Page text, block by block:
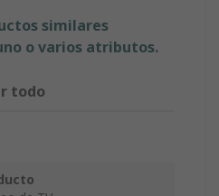
similares
o varios atributos.
todo